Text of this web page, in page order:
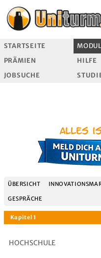
STARTSEITE
PRÄMIEN
HILFE
JOBSUCHE
ÜBERSICHT
GESPRÄCHE
HOCHSCHULE